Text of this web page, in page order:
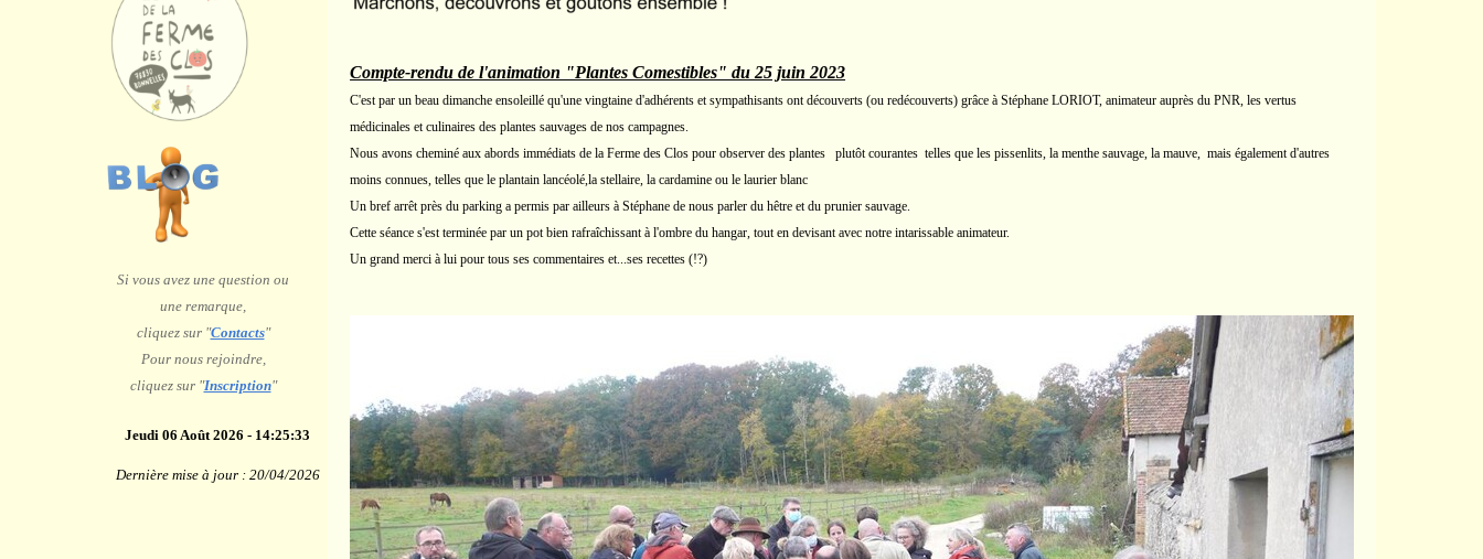
Jeudi 06 Août 2026 - 14:25:34
Dernière mise à jour : 20/04/2026
Si vous avez une question ou
une remarque,
cliquez sur "Contacts"
Pour nous rejoindre,
cliquez sur "Inscription"
Compte-rendu de l'animation "Plantes Comestibles" du 25 juin 2023
C'est par un beau dimanche ensoleillé qu'une vingtaine d'adhérents et sympathisants ont découverts (ou redécouverts) grâce à Stéphane LORIOT, animateur auprès du PNR, les vertus
médicinales et culinaires des plantes sauvages de nos campagnes.
Nous avons cheminé aux abords immédiats de la Ferme des Clos pour observer des plantes plutôt courantes telles que les pissenlits, la menthe sauvage, la mauve, mais également d'autres
moins connues, telles que le plantain lancéolé,la stellaire, la cardamine ou le laurier blanc
Un bref arrêt près du parking a permis par ailleurs à Stéphane de nous parler du hêtre et du prunier sauvage.
Cette séance s'est terminée par un pot bien rafraîchissant à l'ombre du hangar, tout en devisant avec notre intarissable animateur.
Un grand merci à lui pour tous ses commentaires et...ses recettes (!?)